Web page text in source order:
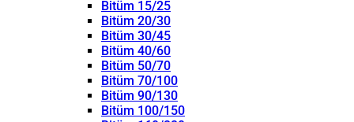
Bitüm 15/25
Bitüm 20/30
Bitüm 30/45
Bitüm 40/60
Bitüm 50/70
Bitüm 70/100
Bitüm 90/130
Bitüm 100/150